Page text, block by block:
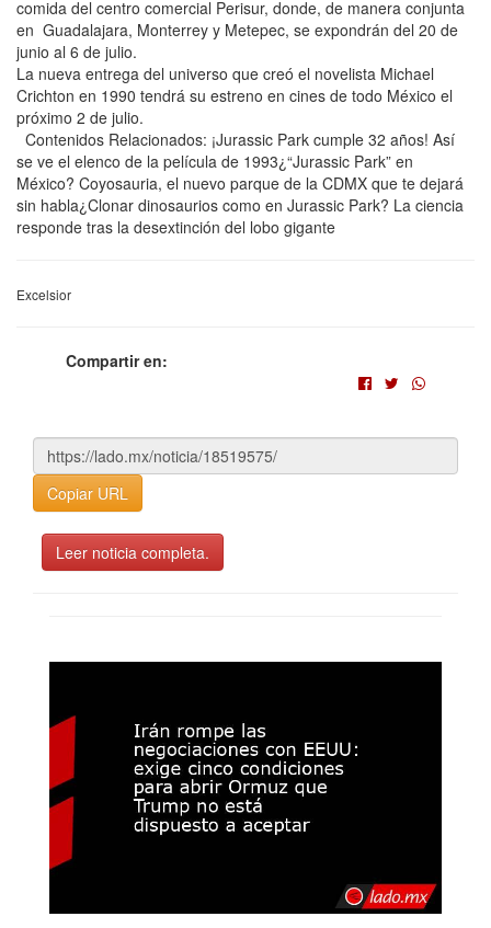
comida del centro comercial Perisur, donde, de manera conjunta
en Guadalajara, Monterrey y Metepec, se expondrán del 20 de
junio al 6 de julio.
La nueva entrega del universo que creó el novelista Michael
Crichton en 1990 tendrá su estreno en cines de todo México el
próximo 2 de julio.
Contenidos Relacionados: ¡Jurassic Park cumple 32 años! Así
se ve el elenco de la película de 1993¿“Jurassic Park” en
México? Coyosauria, el nuevo parque de la CDMX que te dejará
sin habla¿Clonar dinosaurios como en Jurassic Park? La ciencia
responde tras la desextinción del lobo gigante
Excelsior
Compartir en:
Copiar URL
Leer noticia completa.